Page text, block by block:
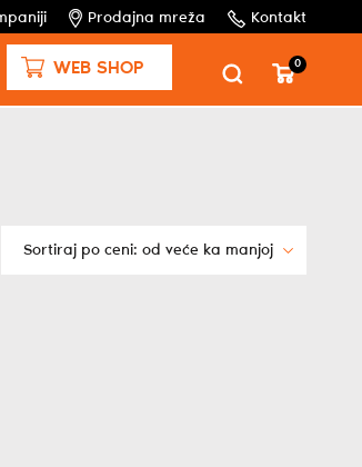
Prodajna mreža Kontakt
WEB SHOP 0